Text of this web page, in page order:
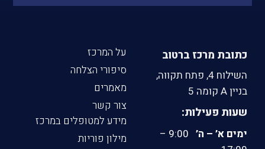
כתובת מרכז ברטוב
השילוח 4, פתח תקווה,
בניין A קומה 5
שעות פעילות:
ימים א’ – ה’
9:00 –
על המרכז
סיפורי הצלחה
מאמרים
צור קשר
מידע למטופלים במרכז
מילון פוריות